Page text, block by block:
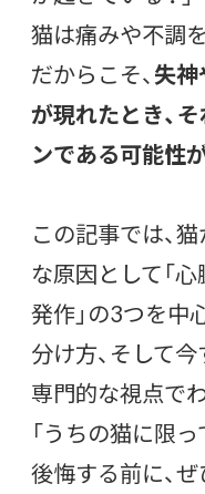
猫は痛みや不調
だからこそ、失神
が現れたとき、
ンである可能性
この記事では、
な原因として「心
発作」の3つを中
分け方、そして
専門的な視点で
「うちの猫に限
後悔する前に、